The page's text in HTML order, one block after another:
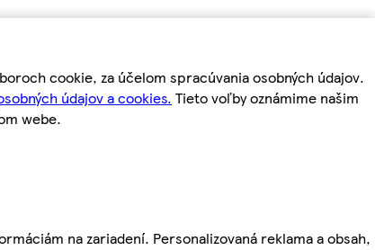
cookie, za účelom spracúvania osobných údajov.
údajov a cookies. Tieto voľby oznámime našim
webe.
na zariadení. Personalizovaná reklama a obsah,